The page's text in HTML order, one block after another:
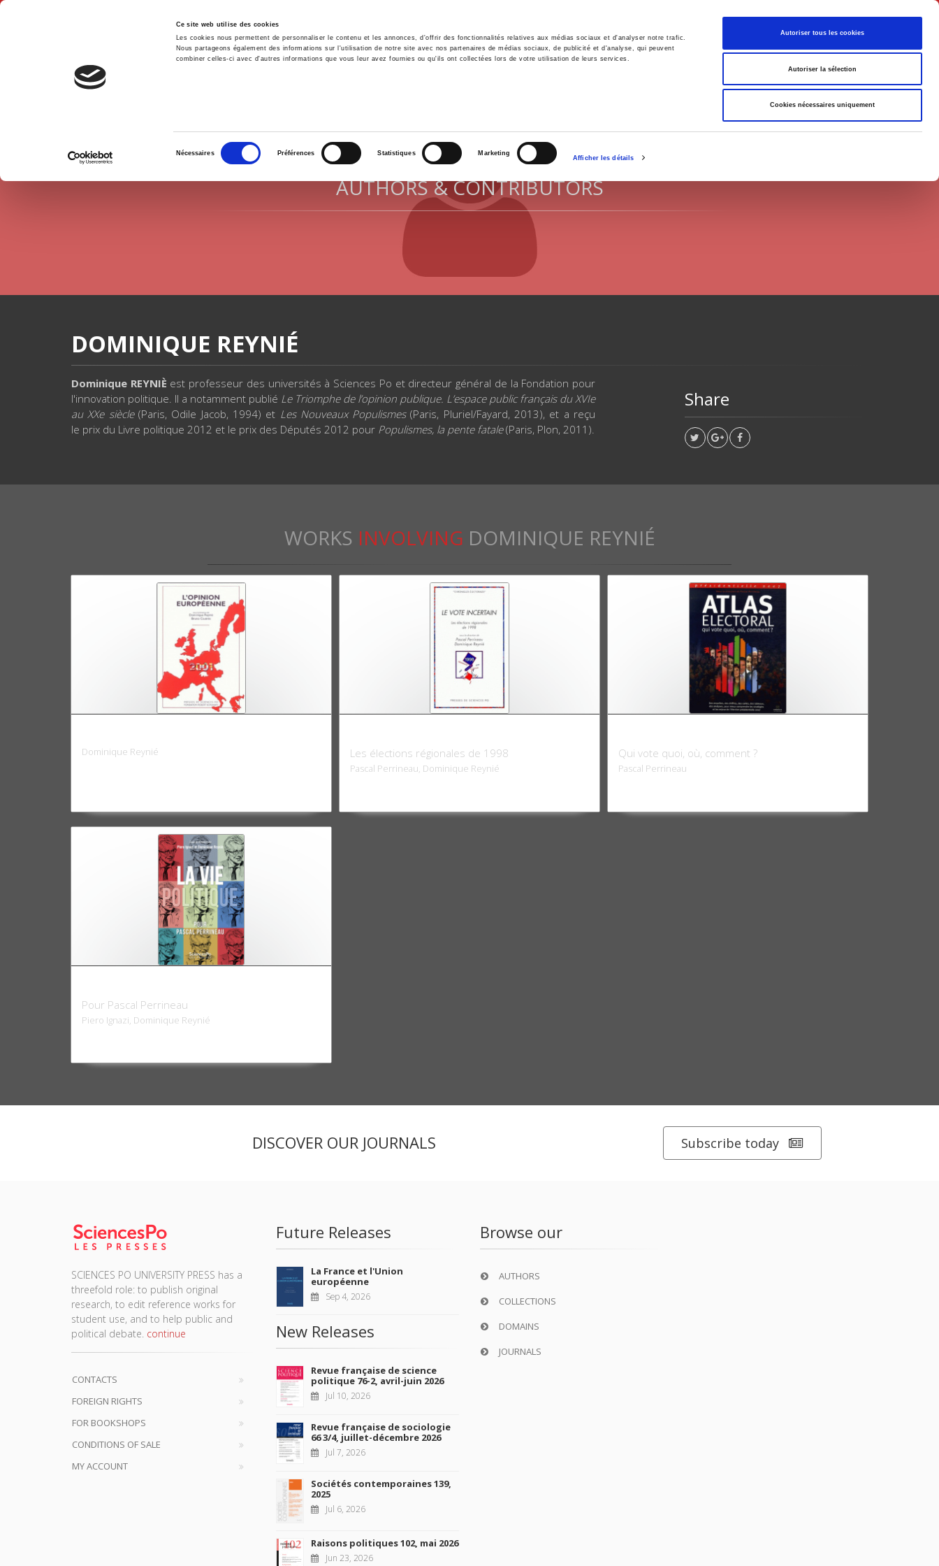
Ce site web utilise des cookies
Les cookies nous permettent de personnaliser le contenu et les annonces, d'offrir des fonctionnalités relatives aux médias sociaux et d'analyser notre trafic.
Nous partageons également des informations sur l'utilisation de notre site avec nos partenaires de médias sociaux, de publicité et d'analyse, qui peuvent
combiner celles-ci avec d'autres informations que vous leur avez fournies ou qu'ils ont collectées lors de votre utilisation de leurs services.
consentement
Nécessaires Préférences Statistiques Marketing
Afficher les détails
Autoriser tous les cookies
Autoriser la sélection
Cookies nécessaires uniquement
English
Home Environment History International Politics
AUTHORS & CONTRIBUTORS
DOMINIQUE REYNIÉ
Dominique REYNIÈ est professeur des universités à Sciences Po et directeur général de la Fondation pour
l'innovation politique. Il a notamment publié Le Triomphe de l’opinion publique. L’espace public français du XVIe
au XXe siècle(Paris, Odile Jacob, 1994) et Les Nouveaux Populismes(Paris, Pluriel/Fayard, 2013), et a reçu
le prix du Livre politique 2012 et le prix des Députés 2012 pour Populismes, la pente fatale(Paris, Plon, 2011).
Share
WORKS INVOLVING DOMINIQUE REYNIÉ
Dominique Reynié Les élections régionales de 1998
Pascal Perrineau, Dominique Reynié
Qui vote quoi, où, comment ?
Pascal Perrineau
Pour Pascal Perrineau
Piero Ignazi, Dominique Reynié
DISCOVER OUR JOURNALS Subscribe today
SCIENCES PO UNIVERSITY PRESS has a
threefold role: to publish original
research, to edit reference works for
student use, and to help public and
political debate. continue
CONTACTS
FOREIGN RIGHTS
FOR BOOKSHOPS
CONDITIONS OF SALE
MY ACCOUNT
Future Releases
La France et l'Union
européenne
Sep 4, 2026
New Releases
Revue française de science
politique 76-2, avril-juin 2026
Jul 10, 2026
Revue française de sociologie
66 3/4, juillet-décembre 2026
Jul 7, 2026
Sociétés contemporaines 139,
2025
Jul 6, 2026
Raisons politiques 102, mai 2026
Jun 23, 2026
Browse our
AUTHORS
COLLECTIONS
DOMAINS
JOURNALS